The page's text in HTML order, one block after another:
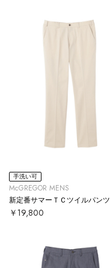
手洗い可
McGREGOR MENS
新定番サマーＴＣツイルパンツ
￥19,800